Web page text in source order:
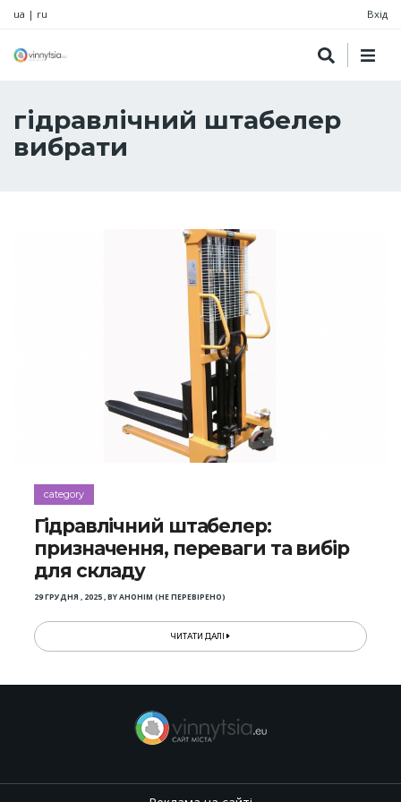
ua | ru Вхід
гідравлічний штабелер
вибрати
category
Гідравлічний штабелер:
призначення, переваги та вибір
для складу
29 ГРУДНЯ , 2025,BYАНОНІМ (НЕ ПЕРЕВІРЕНО)
ЧИТАТИ ДАЛІ